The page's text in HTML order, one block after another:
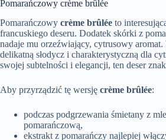
Pomarańczowy crème brûlée
Pomarańczowy crème brûlée to
francuskiego deseru. Dodatek skórki z
nadaje mu orzeźwiający, cytrusowy
delikatną słodycz i charakterystyczną dla
swojej subtelności i elegancji, ten deser
Aby przyrządzić tę wersję crème brûlée:
podczas podgrzewania śmietany z
pomarańczową,
ekstrakt z pomarańczy najlepiej